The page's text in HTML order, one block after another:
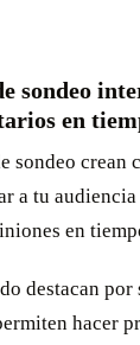
sondeo
en
sondeo crean
a tu audiencia
en
destacan por
hacer